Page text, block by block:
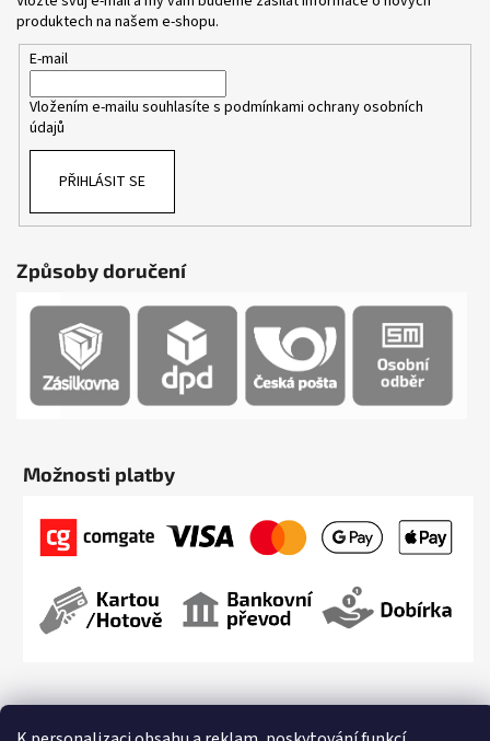
produktech na našem e-shopu.
E-mail
Vložením e-mailu souhlasíte s podmínkami ochrany osobních
údajů
PŘIHLÁSIT SE
Způsoby doručení
Možnosti platby